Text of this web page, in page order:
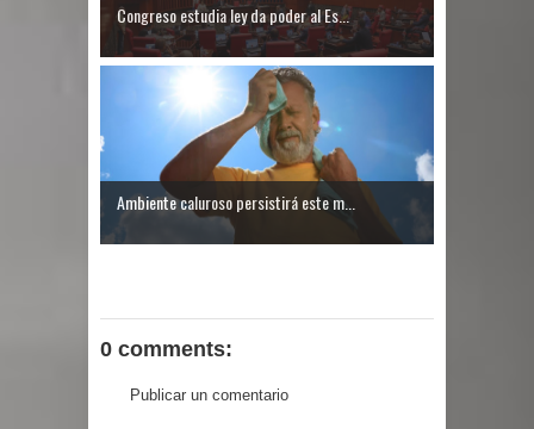
Congreso estudia ley da poder al Es...
Ambiente caluroso persistirá este m...
0 comments:
Publicar un comentario